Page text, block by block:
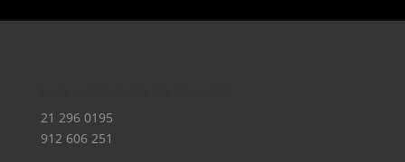
21 296 0195
912 606 251